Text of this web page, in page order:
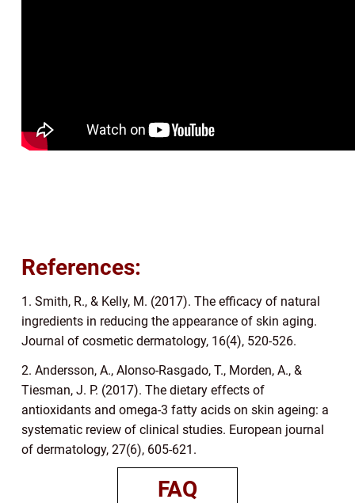
References:
1. Smith, R., & Kelly, M. (2017). The efficacy of natural
ingredients in reducing the appearance of skin aging.
Journal of cosmetic dermatology, 16(4), 520-526.
2. Andersson, A., Alonso-Rasgado, T., Morden, A., &
Tiesman, J. P. (2017). The dietary effects of
antioxidants and omega-3 fatty acids on skin ageing: a
systematic review of clinical studies. European journal
of dermatology, 27(6), 605-621.
FAQ